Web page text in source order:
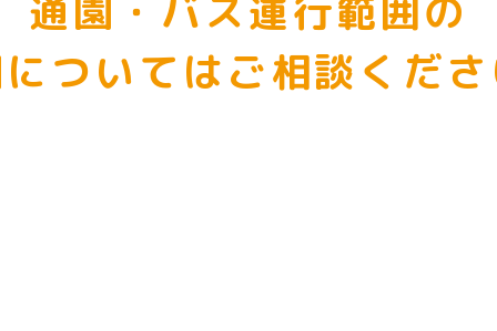
通園・バス運行範囲の
ついてはご相談くだ